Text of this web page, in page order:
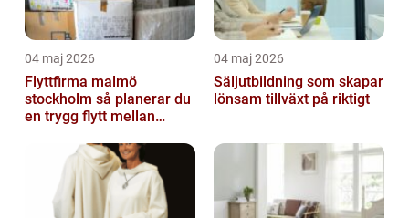
04 maj 2026
Flyttfirma malmö
stockholm så planerar du
en trygg flytt mellan
04 maj 2026
Säljutbildning som skapar
lönsam tillväxt på riktigt